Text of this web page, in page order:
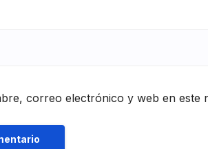
correo electrónico y web en este